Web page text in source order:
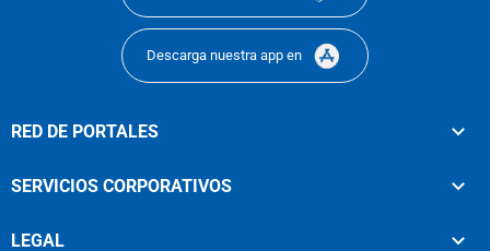
Descarga nuestra app en
RED DE PORTALES
SERVICIOS CORPORATIVOS
LEGAL